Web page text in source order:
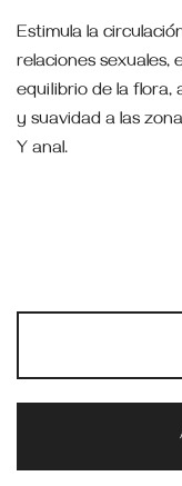
Estimula la
relaciones sexuales,
equilibrio de la flora,
y suavidad a las
Y anal.